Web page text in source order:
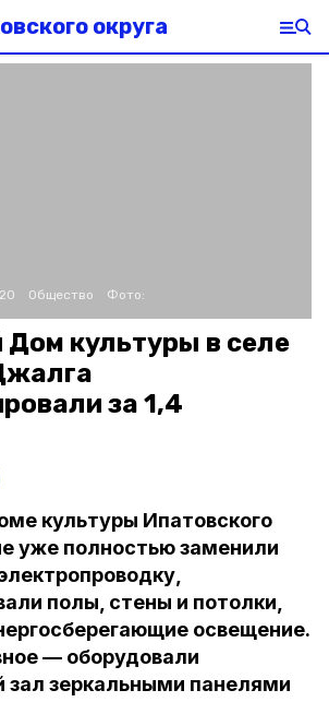
округа
Общество Фото:
культуры в селе
за 1,4
культуры Ипатовского
уже полностью заменили
полы, стены и потолки,
освещение.
— оборудовали
зал зеркальными панелями